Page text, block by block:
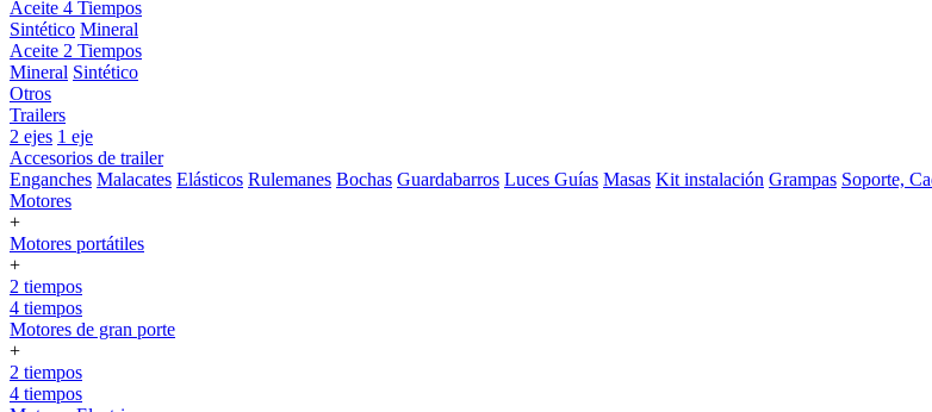
Aceite 4 Tiempos
Sintético Mineral
Aceite 2 Tiempos
Mineral Sintético
Otros
Trailers
2 ejes 1 eje
Accesorios de trailer
Enganches Malacates Elásticos Rulemanes Bochas Guardabarros Luces Guías Masas Kit instalación Grampas Soporte,
Motores
+
Motores portátiles
+
2 tiempos
4 tiempos
Motores de gran porte
+
2 tiempos
4 tiempos